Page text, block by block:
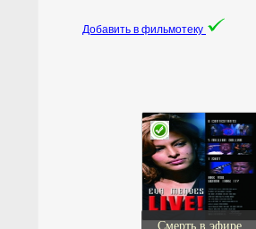
Добавить в фильмотеку
Смерть в эфире